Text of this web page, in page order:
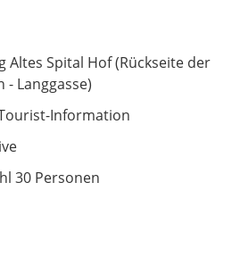
Altes Spital Hof (Rückseite der
Langgasse)
Information
30 Personen